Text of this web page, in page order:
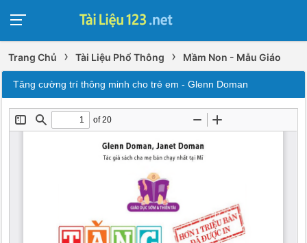
Trang Chủ › Tài Liệu Phổ Thông › Mầm Non - Mẫu Giáo
Tăng cường trí thông minh cho trẻ em - Glenn Doman